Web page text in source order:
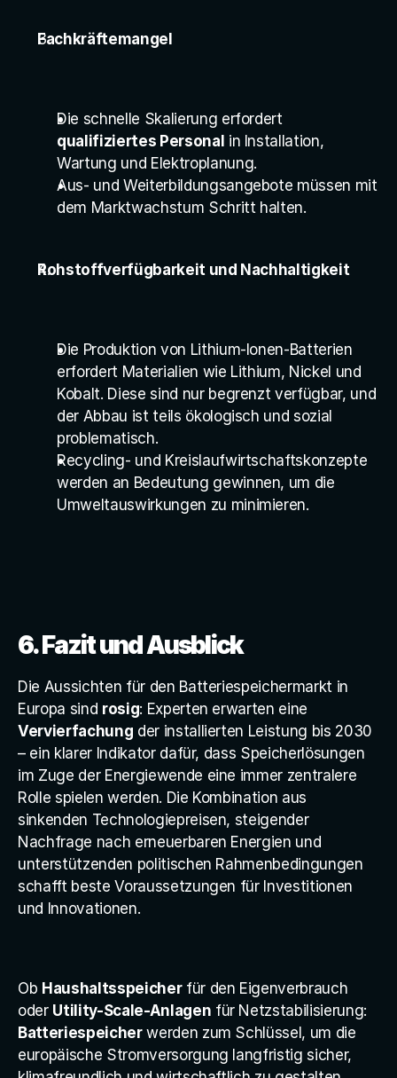
Fachkräftemangel
Die schnelle Skalierung erfordert
qualifiziertes Personal in Installation,
Wartung und Elektroplanung.
Aus- und Weiterbildungsangebote müssen mit
dem Marktwachstum Schritt halten.
Rohstoffverfügbarkeit und Nachhaltigkeit
Die Produktion von Lithium-Ionen-Batterien
erfordert Materialien wie Lithium, Nickel und
Kobalt. Diese sind nur begrenzt verfügbar, und
der Abbau ist teils ökologisch und sozial
problematisch.
Recycling- und Kreislaufwirtschaftskonzepte
werden an Bedeutung gewinnen, um die
Umweltauswirkungen zu minimieren.
6. Fazit und Ausblick
Die Aussichten für den Batteriespeichermarkt in
Europa sind rosig
Vervierfachung der installierten Leistung bis 2030
– ein klarer Indikator dafür, dass Speicherlösungen
im Zuge der Energiewende eine immer zentralere
Rolle spielen werden. Die Kombination aus
sinkenden Technologiepreisen, steigender
Nachfrage nach erneuerbaren Energien und
unterstützenden politischen Rahmenbedingungen
schafft beste Voraussetzungen für Investitionen
und Innovationen.
Ob Haushaltsspeicher für den Eigenverbrauch
oder Utility-Scale-Anlagen
Batteriespeicher werden zum Schlüssel, um die
europäische Stromversorgung langfristig sicher,